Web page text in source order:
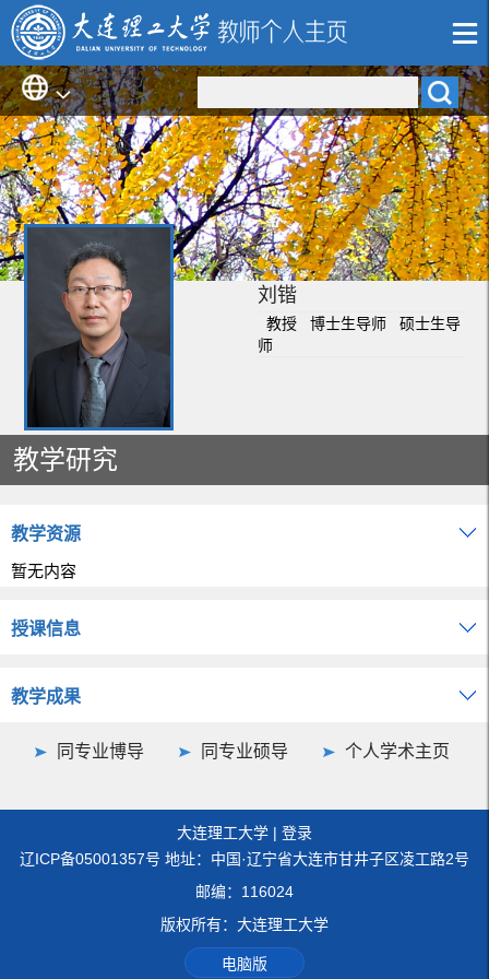
刘锴
教授 博士生导师 硕士生导
师
教学研究
教学资源
暂无内容
授课信息
教学成果
同专业博导 同专业硕导 个人学术主页
大连理工大学 | 登录
辽ICP备05001357号 地址：中国·辽宁省大连市甘井子区凌工路2号
邮编：116024
版权所有：大连理工大学
电脑版